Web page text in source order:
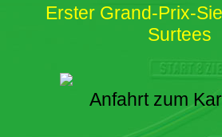
Erster Grand-Prix-
Surtees
Anfahrt zum